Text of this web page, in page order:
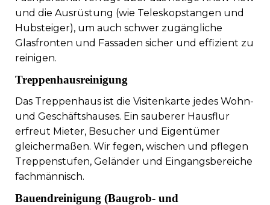
und die Ausrüstung (wie Teleskopstangen und
Hubsteiger), um auch schwer zugängliche
Glasfronten und Fassaden sicher und effizient zu
reinigen.
Treppenhausreinigung
Das Treppenhaus ist die Visitenkarte jedes Wohn-
und Geschäftshauses. Ein sauberer Hausflur
erfreut Mieter, Besucher und Eigentümer
gleichermaßen. Wir fegen, wischen und pflegen
Treppenstufen, Geländer und Eingangsbereiche
fachmännisch.
Bauendreinigung (Baugrob- und